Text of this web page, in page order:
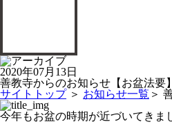
2020年07月13日
善教寺からのお知らせ【お盆法要】
サイトトップ＞ お知らせ一覧 ＞
今年もお盆の時期が近づいてきま